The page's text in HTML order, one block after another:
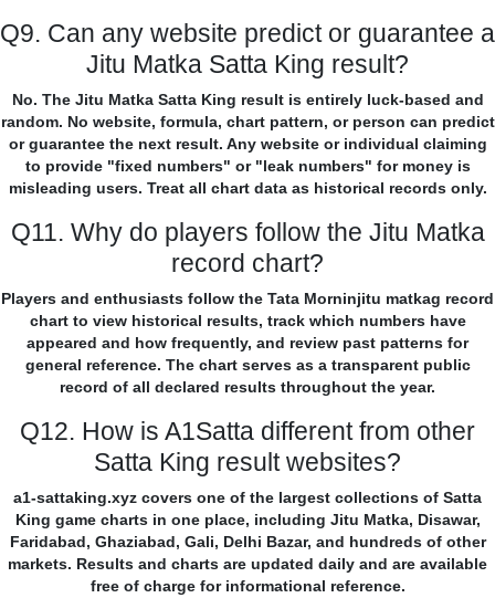
Q9. Can any website predict or guarantee a
Jitu Matka Satta King result?
No. The Jitu Matka Satta King result is entirely luck-based and
random. No website, formula, chart pattern, or person can predict
or guarantee the next result. Any website or individual claiming
to provide "fixed numbers" or "leak numbers" for money is
misleading users. Treat all chart data as historical records only.
Q11. Why do players follow the Jitu Matka
record chart?
Players and enthusiasts follow the Tata Morninjitu matkag record
chart to view historical results, track which numbers have
appeared and how frequently, and review past patterns for
general reference. The chart serves as a transparent public
record of all declared results throughout the year.
Q12. How is A1Satta different from other
Satta King result websites?
a1-sattaking.xyz covers one of the largest collections of Satta
King game charts in one place, including Jitu Matka, Disawar,
Faridabad, Ghaziabad, Gali, Delhi Bazar, and hundreds of other
markets. Results and charts are updated daily and are available
free of charge for informational reference.